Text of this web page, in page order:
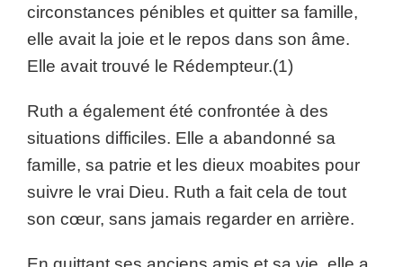
circonstances pénibles et quitter sa famille,
elle avait la joie et le repos dans son âme.
Elle avait trouvé le Rédempteur.(1)
Ruth a également été confrontée à des
situations difficiles. Elle a abandonné sa
famille, sa patrie et les dieux moabites pour
suivre le vrai Dieu. Ruth a fait cela de tout
son cœur, sans jamais regarder en arrière.